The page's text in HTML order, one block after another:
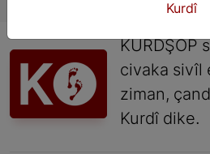
KURDŞOP
civaka sivîl
ziman,
Kurdî dike.
Kurdî